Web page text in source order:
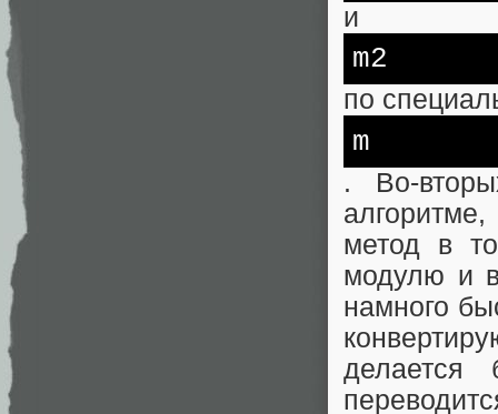
и
m2
по
m
. Во-
метод в
модулю и
намного
делается